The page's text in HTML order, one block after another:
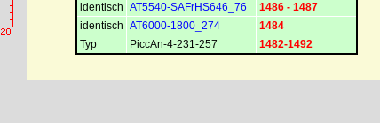
identisch AT5540-SAFrHS646_76
1486 - 1487
identisch AT6000-1800_274
1484
Typ
PiccAn-4-231-257 1482-1492